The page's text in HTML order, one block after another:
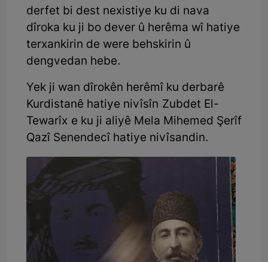
derfet bi dest nexistiye ku di nava
dîroka ku ji bo dever û herêma wî hatiye
terxankirin de were behskirin û
dengvedan hebe.
Yek ji wan dîrokên herêmî ku derbarê
Kurdistanê hatiye nivîsîn Zubdet El-
Tewarîx e ku ji aliyê Mela Mihemed Şerîf
Qazî Senendecî hatiye nivîsandin.